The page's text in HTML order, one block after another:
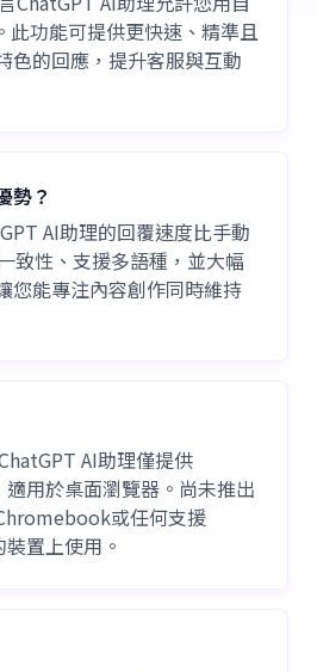
此功能可提供更快速、精準且
色的回應，提升客服與互動
勢？
AI助理的回覆速度比手動
致性、支援多語種，並大幅
您能專注內容創作同時維持
AI助理僅提供
用於桌面瀏覽器。尚未推出
或任何支援
置上使用。